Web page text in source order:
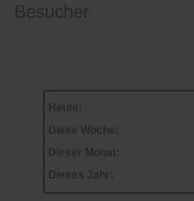
Besucher
Heute:
Diese Woche:
Dieser Monat:
Dieses Jahr: